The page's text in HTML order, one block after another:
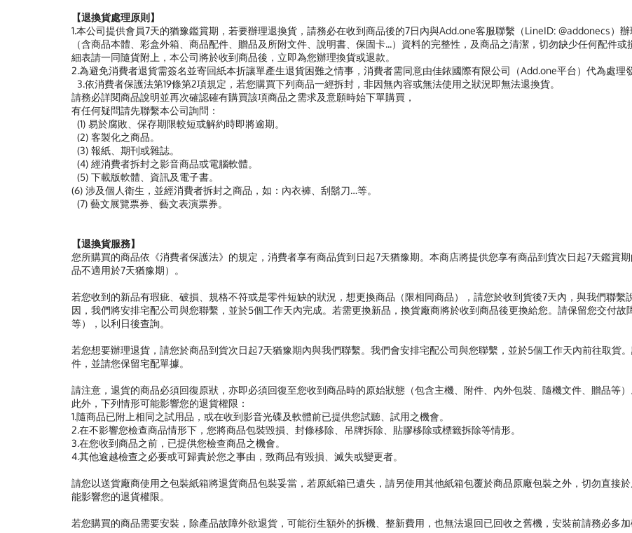
【退換貨處理原則】
1.本公司提供會員7天的猶豫鑑賞期，若要辦理退換貨，請務必在收到商品後的7日內與Add.one客服聯繫（LineID: @addonecs）
（含商品本體、彩盒外箱、商品配件、贈品及所附文件、說明書、保固卡...）資料的完整性，及商品之清潔，切勿缺少任何配件
細表請一同隨貨附上，本公司將於收到商品後，立即為您辦理換貨或退款。
2.為避免消費者退貨需簽名並寄回紙本折讓單產生退貨困難之情事，消費者需同意由佳銥國際有限公司（Add.one平台）代為處理
3.依消費者保護法第19條第2項規定，若您購買下列商品一經拆封，非因無內容或無法使用之狀況即無法退換貨。
請務必詳閱商品說明並再次確認確有購買該項商品之需求及意願時始下單購買，
有任何疑問請先聯繫本公司詢問：
(1) 易於腐敗、保存期限較短或解約時即將逾期。
(2) 客製化之商品。
(3) 報紙、期刊或雜誌。
(4) 經消費者拆封之影音商品或電腦軟體。
(5) 下載版軟體、資訊及電子書。
(6) 涉及個人衛生，並經消費者拆封之商品，如：內衣褲、刮鬍刀…等。
(7) 藝文展覽票券、藝文表演票券。
【退換貨服務】
您所購買的商品依《消費者保護法》的規定，消費者享有商品貨到日起7天猶豫期。本商店將提供您享有商品到貨次日起7天鑑賞
品不適用於7天猶豫期）。
若您收到的新品有瑕疵、破損、規格不符或是零件短缺的狀況，想更換商品（限相同商品），請您於收到貨後7天內，與我們聯
因，我們將安排宅配公司與您聯繫，並於5個工作天內完成。若需更換新品，換貨廠商將於收到商品後更換給您。請保留您交付
等），以利日後查詢。
若您想要辦理退貨，請您於商品到貨次日起7天猶豫期內與我們聯繫。我們會安排宅配公司與您聯繫，並於5個工作天內前往取貨
件，並請您保留宅配單據。
請注意，退貨的商品必須回復原狀，亦即必須回復至您收到商品時的原始狀態（包含主機、附件、內外包裝、隨機文件、贈品等）
此外，下列情形可能影響您的退貨權限：
1.隨商品已附上相同之試用品，或在收到影音光碟及軟體前已提供您試聽、試用之機會。
2.在不影響您檢查商品情形下，您將商品包裝毀損、封條移除、吊牌拆除、貼膠移除或標籤拆除等情形。
3.在您收到商品之前，已提供您檢查商品之機會。
4.其他逾越檢查之必要或可歸責於您之事由，致商品有毀損、滅失或變更者。
請您以送貨廠商使用之包裝紙箱將退貨商品包裝妥當，若原紙箱已遺失，請另使用其他紙箱包覆於商品原廠包裝之外，切勿直接
能影響您的退貨權限。
若您購買的商品需要安裝，除產品故障外欲退貨，可能衍生額外的拆機、整新費用，也無法退回已回收之舊機，安裝前請務必多加